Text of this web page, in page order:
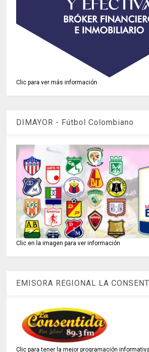
Clic para ver más información
DIMAYOR - Fútbol Colombiano
Clic en la imagen para ver información
EMISORA REGIONAL LA
Clic para tener la mejor programación